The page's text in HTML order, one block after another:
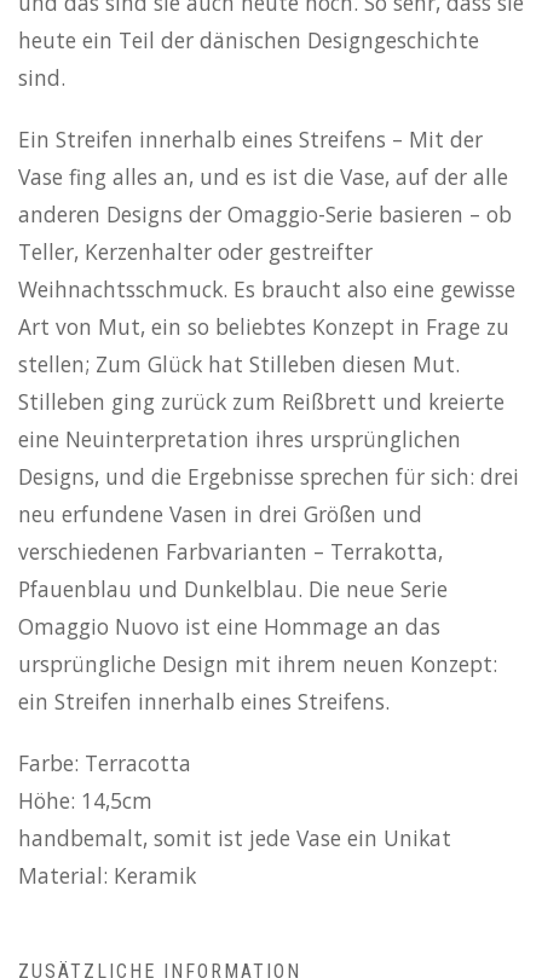
heute ein Teil der dänischen Designgeschichte
sind.
Ein Streifen innerhalb eines Streifens – Mit der
Vase fing alles an, und es ist die Vase, auf der alle
anderen Designs der Omaggio-Serie basieren – ob
Teller, Kerzenhalter oder gestreifter
Weihnachtsschmuck. Es braucht also eine gewisse
Art von Mut, ein so beliebtes Konzept in Frage zu
stellen; Zum Glück hat Stilleben diesen Mut.
Stilleben ging zurück zum Reißbrett und kreierte
eine Neuinterpretation ihres ursprünglichen
Designs, und die Ergebnisse sprechen für sich: drei
neu erfundene Vasen in drei Größen und
verschiedenen Farbvarianten – Terrakotta,
Pfauenblau und Dunkelblau. Die neue Serie
Omaggio Nuovo ist eine Hommage an das
ursprüngliche Design mit ihrem neuen Konzept:
ein Streifen innerhalb eines Streifens.
Farbe: Terracotta
Höhe: 14,5cm
handbemalt, somit ist jede Vase ein Unikat
Material: Keramik
ZUSÄTZLICHE INFORMATION